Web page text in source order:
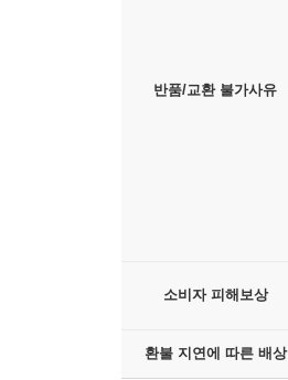
반품/교환 불가사유
소비자 피해보상
환불 지연에 따른 배상